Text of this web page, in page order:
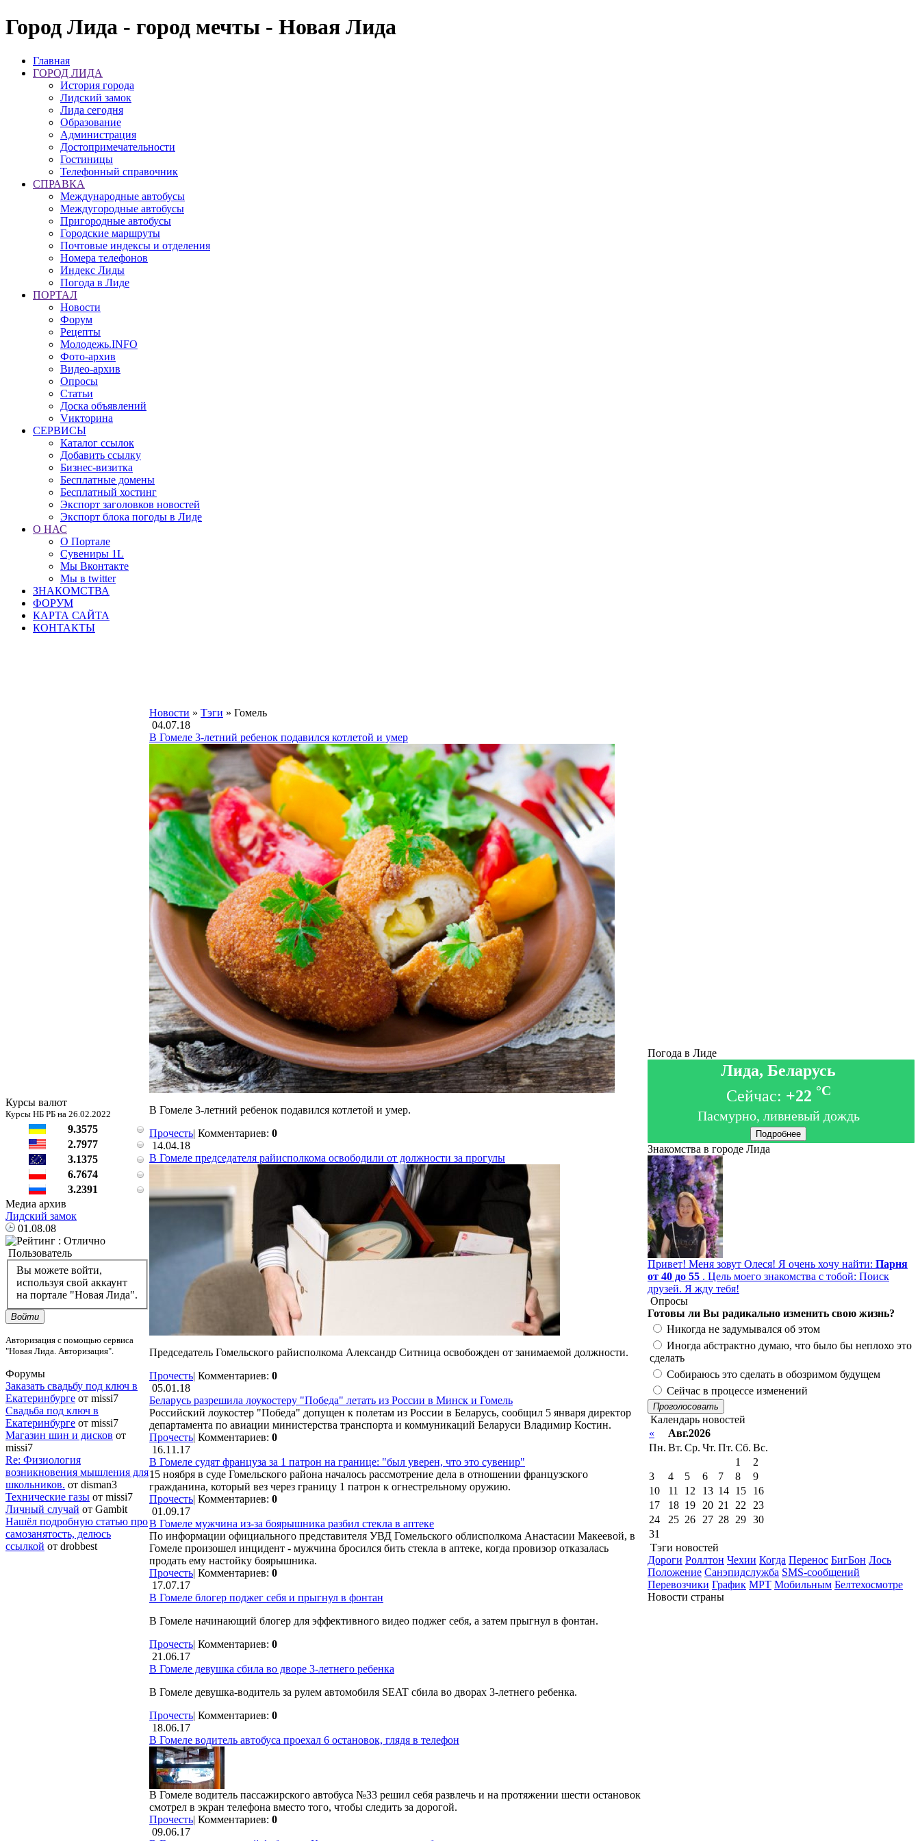
Город Лида - город мечты - Новая Лида
Главная
ГОРОД ЛИДА
История города
Лидский замок
Лида сегодня
Образование
Администрация
Достопримечательности
Гостиницы
Телефонный справочник
СПРАВКА
Международные автобусы
Междугородные автобусы
Пригородные автобусы
Городские маршруты
Почтовые индексы и отделения
Номера телефонов
Индекс Лиды
Погода в Лиде
ПОРТАЛ
Новости
Форум
Рецепты
Молодежь.INFO
Фото-архив
Видео-архив
Опросы
Статьи
Доска объявлений
Vикторина
СЕРВИСЫ
Каталог ссылок
Добавить ссылку
Бизнес-визитка
Бесплатные домены
Бесплатный хостинг
Экспорт заголовков новостей
Экспорт блока погоды в Лиде
О НАС
О Портале
Сувениры 1L
Мы Вконтакте
Мы в twitter
ЗНАКОМСТВА
ФОРУМ
КАРТА САЙТА
КОНТАКТЫ
Курсы валют
Курсы НБ РБ на 26.02.2022
9.3575
2.7977
3.1375
6.7674
3.2391
Медиа архив
Лидский замок
01.08.08
Пользователь
Вы можете войти,
используя свой аккаунт
на портале "Новая Лида".
Войти
Авторизация с помощью сервиса
"Новая Лида. Авторизация".
Форумы
Заказать свадьбу под ключ в
Екатеринбурге от missi7
Cвадьба под ключ в
Екатеринбурге от missi7
Магазин шин и дисков от
missi7
Re: Физиология
возникновения мышления для
школьников. от disman3
Технические газы от missi7
Личный случай от Gambit
Нашёл подробную статью про
самозанятость, делюсь
ссылкой от drobbest
Новости » Тэги » Гомель
04.07.18
В Гомеле 3-летний ребенок подавился котлетой и умер
В Гомеле 3-летний ребенок подавился котлетой и умер.
Прочесть| Комментариев: 0
14.04.18
В Гомеле председателя райисполкома освободили от должности за прогулы
Председатель Гомельского райисполкома Александр Ситница освобожден от занимаемой должности.
Прочесть| Комментариев: 0
05.01.18
Беларусь разрешила лоукостеру "Победа" летать из России в Минск и Гомель
Российский лоукостер "Победа" допущен к полетам из России в Беларусь, сообщил 5 января директор
департамента по авиации министерства транспорта и коммуникаций Беларуси Владимир Костин.
Прочесть| Комментариев: 0
16.11.17
В Гомеле судят француза за 1 патрон на границе: "был уверен, что это сувенир"
15 ноября в суде Гомельского района началось рассмотрение дела в отношении французского
гражданина, который вез через границу 1 патрон к огнестрельному оружию.
Прочесть| Комментариев: 0
01.09.17
В Гомеле мужчина из-за боярышника разбил стекла в аптеке
По информации официального представителя УВД Гомельского облисполкома Анастасии Макеевой, в
Гомеле произошел инцидент - мужчина бросился бить стекла в аптеке, когда провизор отказалась
продать ему настойку боярышника.
Прочесть| Комментариев: 0
17.07.17
В Гомеле блогер поджег себя и прыгнул в фонтан
В Гомеле начинающий блогер для эффективного видео поджег себя, а затем прыгнул в фонтан.
Прочесть| Комментариев: 0
21.06.17
В Гомеле девушка сбила во дворе 3-летнего ребенка
В Гомеле девушка-водитель за рулем автомобиля SEAT сбила во дворах 3-летнего ребенка.
Прочесть| Комментариев: 0
18.06.17
В Гомеле водитель автобуса проехал 6 остановок, глядя в телефон
В Гомеле водитель пассажирского автобуса №33 решил себя развлечь и на протяжении шести остановок
смотрел в экран телефона вместо того, чтобы следить за дорогой.
Прочесть| Комментариев: 0
09.06.17
Погода в Лиде
Лида, Беларусь
Сейчас: +22 °C
Пасмурно, ливневый дождь
Подробнее
Знакомства в городе Лида
Привет! Меня зовут Олеся! Я очень хочу найти: Парня
от 40 до 55 . Цель моего знакомства с тобой: Поиск
друзей. Я жду тебя!
Опросы
Готовы ли Вы радикально изменить свою жизнь?
Никогда не задумывался об этом
Иногда абстрактно думаю, что было бы неплохо это
сделать
Собираюсь это сделать в обозримом будущем
Сейчас в процессе изменений
Проголосовать
Календарь новостей
«
Авг.2026
Пн. Вт. Ср. Чт. Пт. Сб. Вс.
1
2
3
4 5 6 7 8
9
10
11 12 13 14 15
16
17
18 19 20 21 22
23
24
25 26 27 28 29 30
31
Тэги новостей
Дороги Роллтон Чехии Когда Перенос БигБон Лось
Положение Санэпидслужба SMS-сообщений
Перевозчики График МРТ Мобильным Белтехосмотре
Новости страны